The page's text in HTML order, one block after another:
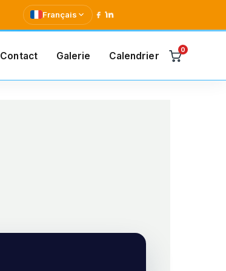
Français
Contact Galerie Calendrier
0